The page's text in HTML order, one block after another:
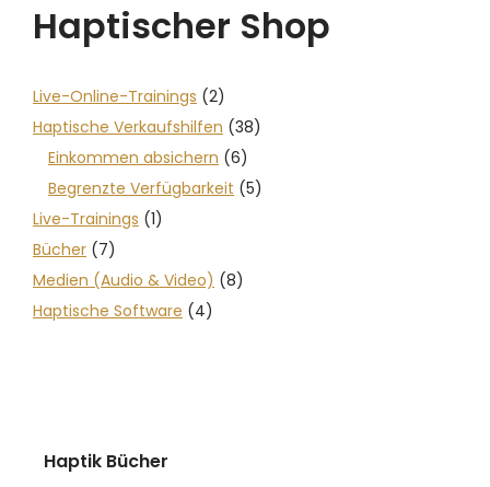
Haptischer Shop
Live-Online-Trainings (2)
Haptische Verkaufshilfen (38)
Einkommen absichern (6)
Begrenzte Verfügbarkeit (5)
Live-Trainings (1)
Bücher (7)
Medien (Audio & Video) (8)
Haptische Software (4)
Haptik Bücher